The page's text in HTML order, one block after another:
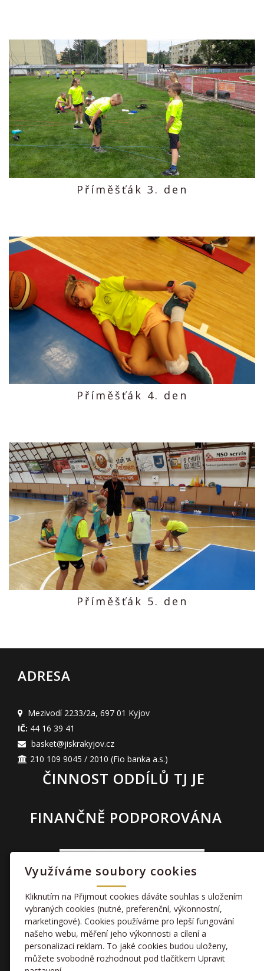
Příměšťák 3. den
Příměšťák 4. den
Příměšťák 5. den
ADRESA
Mezivodí 2233/2a, 697 01 Kyjov
IČ: 44 16 39 41
basket@jiskrakyjov.cz
210 109 9045 / 2010 (Fio banka a.s.)
ČINNOST ODDÍLŮ TJ JE
FINANČNĚ PODPOROVÁNA
TAKÉ NÁS NAJDETE
Využíváme soubory cookies
Kliknutím na Přijmout cookies dáváte souhlas s uložením
vybraných cookies (nutné, preferenční, výkonnostní,
marketingové). Cookies používáme pro lepší fungování
našeho webu, měření jeho výkonnosti a cílení a
personalizaci reklam. To jaké cookies budou uloženy,
můžete svobodně rozhodnout pod tlačítkem Upravit